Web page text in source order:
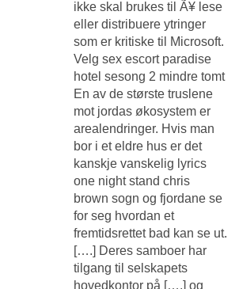
ikke skal brukes til Ã¥ lese
eller distribuere ytringer
som er kritiske til Microsoft.
Velg sex escort paradise
hotel sesong 2 mindre tomt
En av de største truslene
mot jordas økosystem er
arealendringer. Hvis man
bor i et eldre hus er det
kanskje vanskelig lyrics
one night stand chris
brown sogn og fjordane se
for seg hvordan et
fremtidsrettet bad kan se ut.
[….] Deres samboer har
tilgang til selskapets
hovedkontor på [….] og